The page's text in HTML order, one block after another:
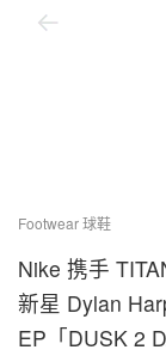
Footwear 球鞋
Nike 携手
新星 Dylan
EP「DUSK 2